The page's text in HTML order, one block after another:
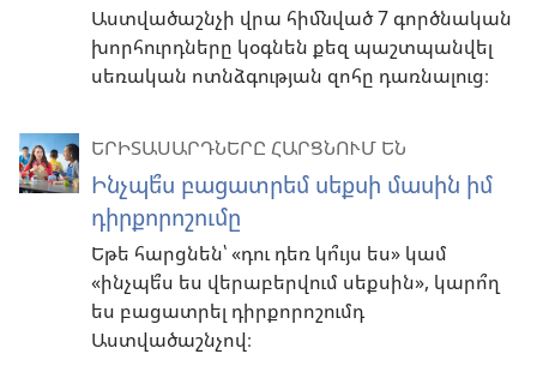
Աստվածաշնչի վրա հիմնված 7 գործնական
խորհուրդները կօգնեն քեզ պաշտպանվել
սեռական ոտնձգության զոհը դառնալուց։
ԵՐԻՏԱՍԱՐԴՆԵՐԸ ՀԱՐՑՆՈՒՄ ԵՆ
Ինչպե՞ս բացատրեմ սեքսի մասին իմ
դիրքորոշումը
Եթե հարցնեն՝ «դու դեռ կո՞ւյս ես» կամ
«ինչպե՞ս ես վերաբերվում սեքսին», կարո՞ղ
ես բացատրել դիրքորոշումդ
Աստվածաշնչով։